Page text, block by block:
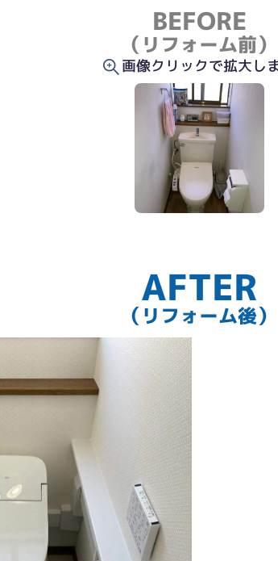
BEFORE
（リフォーム前）
画像クリックで拡大し
AFTER
（リフォーム後）